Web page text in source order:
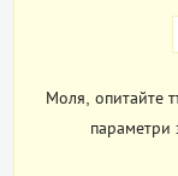
Моля, опитайте
параметри